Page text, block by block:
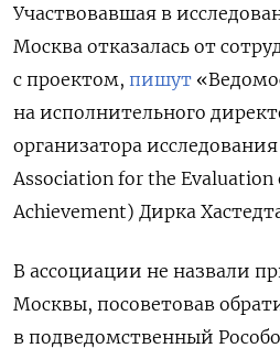
Участвовавшая в
Москва отказалась от
с проектом, пишут
на исполнительного
организатора
Association for the Evaluation
Achievement) Дирка
В ассоциации не назвали
Москвы, посоветовав
в подведомственный